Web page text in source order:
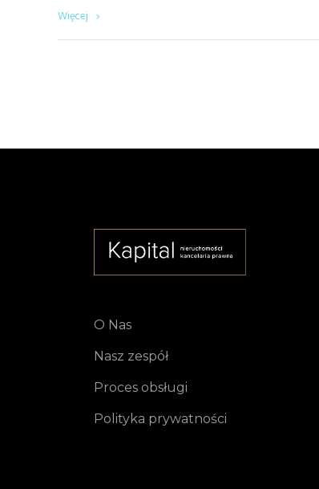
Więcej
O Nas
Nasz zespół
Proces obsługi
Polityka prywatności